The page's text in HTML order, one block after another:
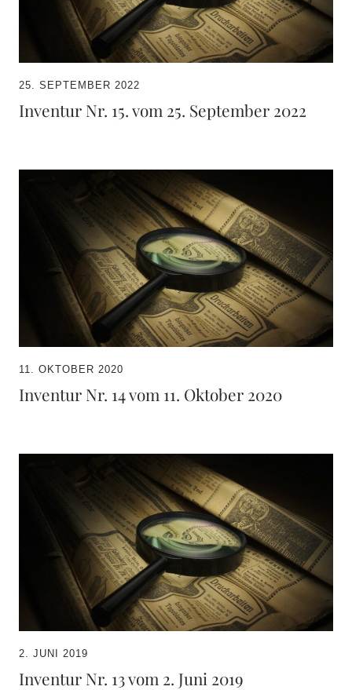
25. SEPTEMBER 2022
Inventur Nr. 15. vom 25. September 2022
11. OKTOBER 2020
Inventur Nr. 14 vom 11. Oktober 2020
2. JUNI 2019
Inventur Nr. 13 vom 2. Juni 2019